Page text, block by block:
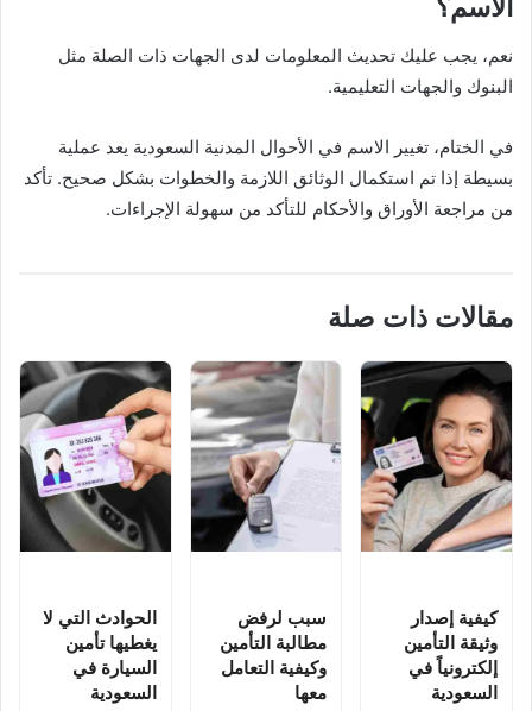
الاسم؟
نعم، يجب عليك تحديث المعلومات لدى الجهات ذات الصلة مثل
البنوك والجهات التعليمية.
في الختام، تغيير الاسم في الأحوال المدنية السعودية يعد عملية
بسيطة إذا تم استكمال الوثائق اللازمة والخطوات بشكل صحيح. تأكد
من مراجعة الأوراق والأحكام للتأكد من سهولة الإجراءات.
مقالات ذات صلة
كيفية إصدار
وثيقة التأمين
إلكترونياً في
السعودية
سبب لرفض
مطالبة التأمين
وكيفية التعامل
معها
الحوادث التي لا
يغطيها تأمين
السيارة في
السعودية